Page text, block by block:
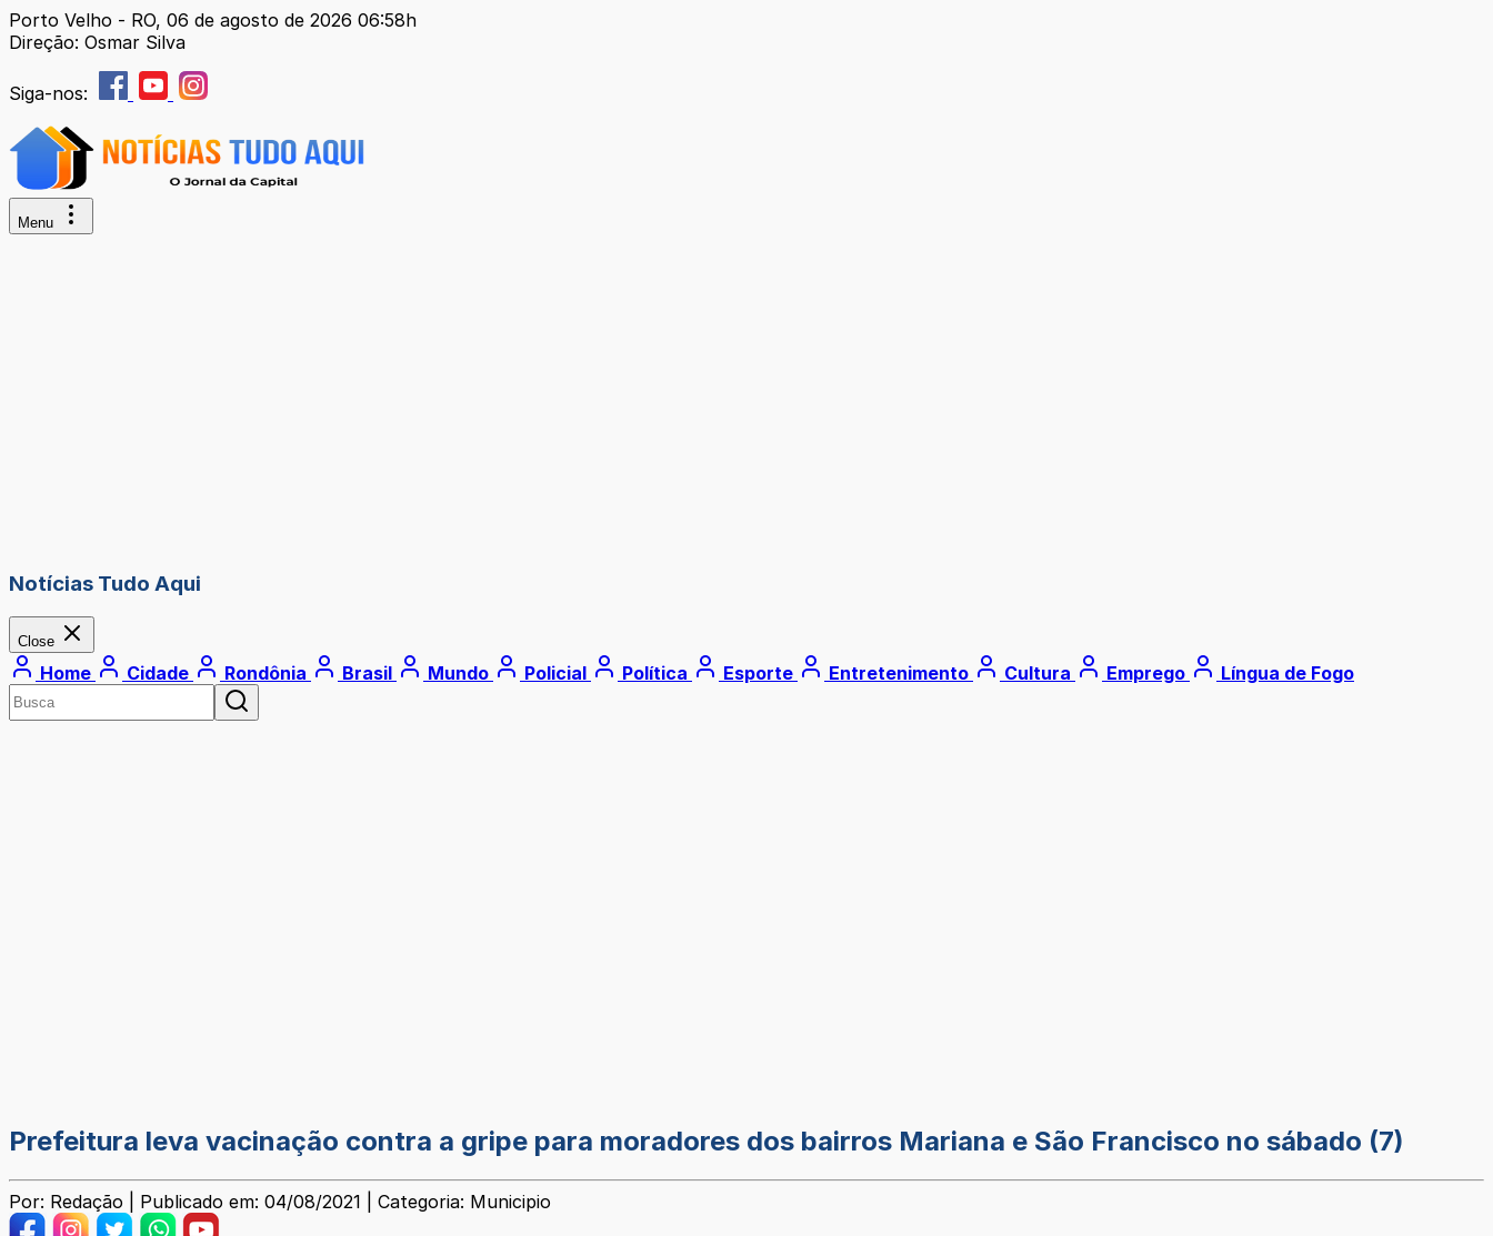
Porto Velho - RO, 06 de agosto de 2026 06:58h
Direção: Osmar Silva
Siga-nos:
Menu
Notícias Tudo Aqui
Close
Home Cidade Rondônia Brasil Mundo Policial Política Esporte Entretenimento Cultura Emprego Língua de Fogo
Prefeitura leva vacinação contra a gripe para moradores dos bairros Mariana e São Francisco no sábado (7)
Por: Redação | Publicado em: 04/08/2021 | Categoria: Municipio